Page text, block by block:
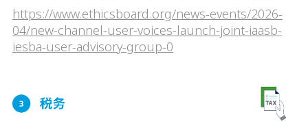
https://www.ethicsboard.org/news-events/2026-
04/new-channel-user-voices-launch-joint-iaasb-
iesba-user-advisory-group-0